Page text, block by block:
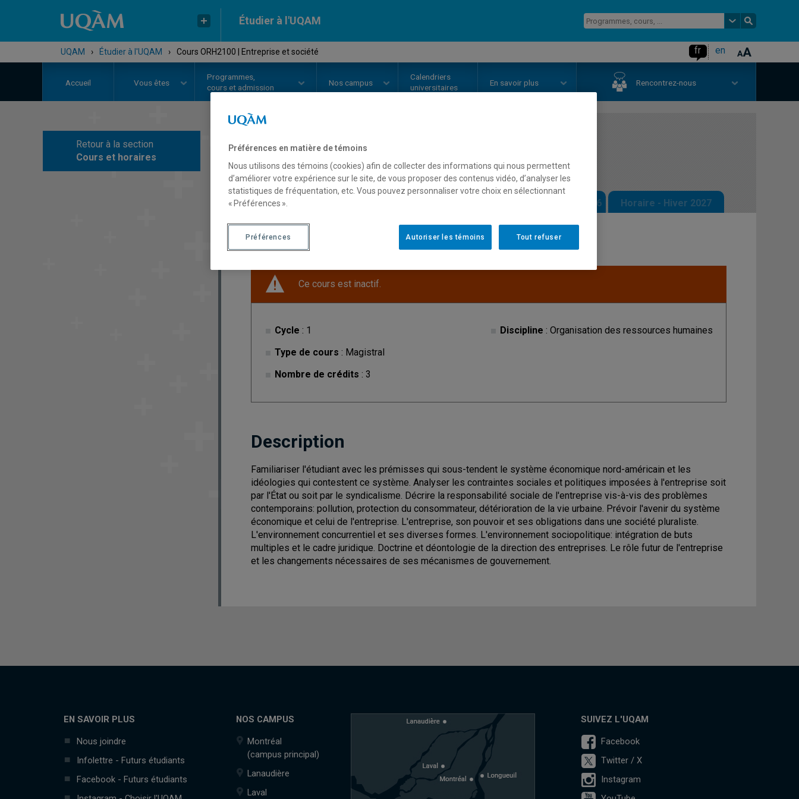
Étudier à l'UQAM
UQAM › Étudier à l'UQAM › Cours ORH2100 | Entreprise et société fr en
Accueil Vous êtes
Programmes,
cours et admission
Nos campus
Calendriers
universitaires
En savoir plus Rencontrez-nous
Retour à la section
Cours et horaires
COURS// ORH2100
Description Horaire - Automne 2026 Horaire - Hiver 2027
Ce cours est inactif.
Cycle : 1
Type de cours : Magistral
Nombre de crédits : 3
Discipline : Organisation des ressources humaines
Description
Familiariser l'étudiant avec les prémisses qui sous-tendent le système économique nord-américain et les
idéologies qui contestent ce système. Analyser les contraintes sociales et politiques imposées à l'entreprise soit
par l'État ou soit par le syndicalisme. Décrire la responsabilité sociale de l'entreprise vis-à-vis des problèmes
contemporains: pollution, protection du consommateur, détérioration de la vie urbaine. Prévoir l'avenir du système
économique et celui de l'entreprise. L'entreprise, son pouvoir et ses obligations dans une société pluraliste.
L'environnement concurrentiel et ses diverses formes. L'environnement sociopolitique: intégration de buts
multiples et le cadre juridique. Doctrine et déontologie de la direction des entreprises. Le rôle futur de l'entreprise
et les changements nécessaires de ses mécanismes de gouvernement.
EN SAVOIR PLUS
Nous joindre
Infolettre - Futurs étudiants
Facebook - Futurs étudiants
NOS CAMPUS
Montréal
(campus principal)
Lanaudière
Laval
SUIVEZ L'UQAM
Facebook
Twitter / X
Instagram
Préférences en matière de témoins
Nous utilisons des témoins (cookies) afin de collecter des informations qui nous permettent
d’améliorer votre expérience sur le site, de vous proposer des contenus vidéo, d’analyser les
statistiques de fréquentation, etc. Vous pouvez personnaliser votre choix en sélectionnant
« Préférences ».
Tout refuser
Autoriser les témoins
Préférences